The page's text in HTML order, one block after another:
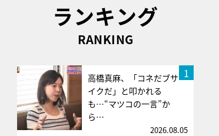
ランキング
RANKING
1
高橋真麻、「コネだブサ
イクだ」と叩かれる
も…“マツコの一言”か
ら…
2026.08.05